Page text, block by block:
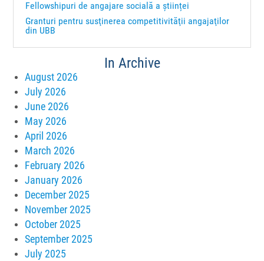
Fellowshipuri de angajare socială a științei
Granturi pentru susţinerea competitivităţii angajaţilor
din UBB
In Archive
August 2026
July 2026
June 2026
May 2026
April 2026
March 2026
February 2026
January 2026
December 2025
November 2025
October 2025
September 2025
July 2025